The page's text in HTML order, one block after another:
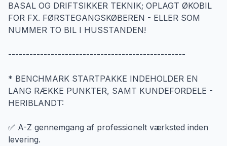
BASAL OG DRIFTSIKKER TEKNIK; OPLAGT ØKOBIL
FOR FX. FØRSTEGANGSKØBEREN - ELLER SOM
NUMMER TO BIL I HUSSTANDEN!
--------------------------------------------------
* BENCHMARK STARTPAKKE INDEHOLDER EN
LANG RÆKKE PUNKTER, SAMT KUNDEFORDELE -
HERIBLANDT:
✅ A-Z gennemgang af professionelt værksted inden
levering.